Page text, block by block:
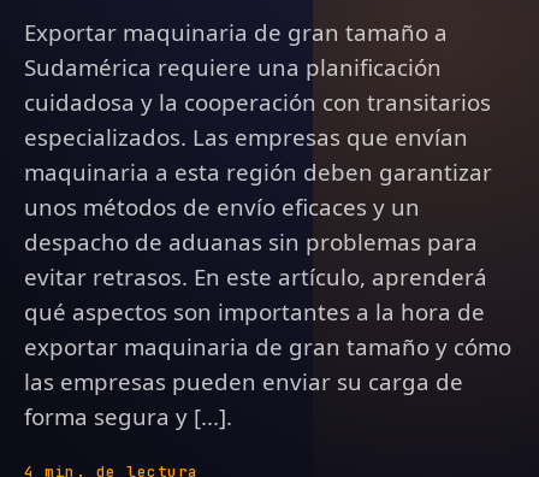
Exportar maquinaria de gran tamaño a
Sudamérica requiere una planificación
cuidadosa y la cooperación con transitarios
especializados. Las empresas que envían
maquinaria a esta región deben garantizar
unos métodos de envío eficaces y un
despacho de aduanas sin problemas para
evitar retrasos. En este artículo, aprenderá
qué aspectos son importantes a la hora de
exportar maquinaria de gran tamaño y cómo
las empresas pueden enviar su carga de
forma segura y [...].
4 min. de lectura